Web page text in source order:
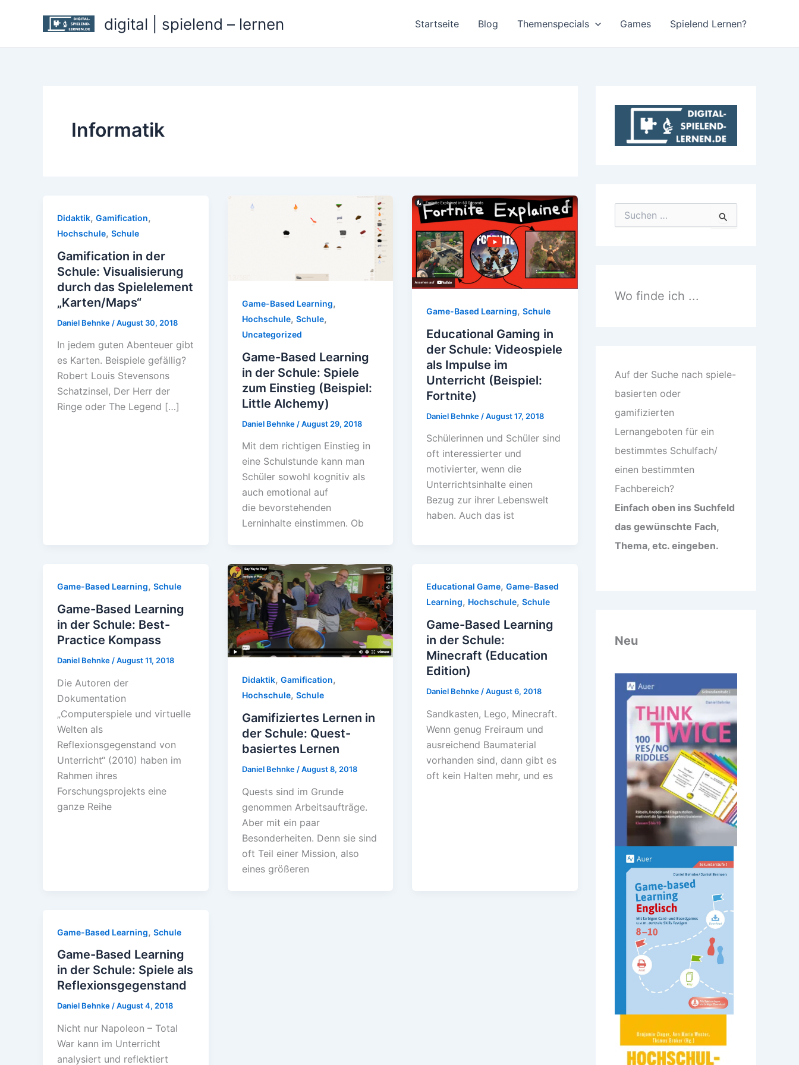
digital | spielend – lernen Startseite Blog Themenspecials Games Spielend Lernen?
Informatik
Didaktik, Gamification,
Hochschule, Schule
Gamification in der
Schule: Visualisierung
durch das Spielelement
„Karten/Maps“
Daniel Behnke /August 30, 2018
In jedem guten Abenteuer gibt
es Karten. Beispiele gefällig?
Robert Louis Stevensons
Schatzinsel, Der Herr der
Ringe oder The Legend […]
Game-Based Learning,
Hochschule, Schule,
Uncategorized
Game-Based Learning
in der Schule: Spiele
zum Einstieg (Beispiel:
Little Alchemy)
Daniel Behnke /August 29, 2018
Mit dem richtigen Einstieg in
eine Schulstunde kann man
Schüler sowohl kognitiv als
auch emotional auf
die bevorstehenden
Lerninhalte einstimmen. Ob
Game-Based Learning,Schule
Educational Gaming in
der Schule: Videospiele
als Impulse im
Unterricht (Beispiel:
Fortnite)
Daniel Behnke /August 17, 2018
Schülerinnen und Schüler sind
oft interessierter und
motivierter, wenn die
Unterrichtsinhalte einen
Bezug zur ihrer Lebenswelt
haben. Auch das ist
Game-Based Learning, Schule
Game-Based Learning
in der Schule: Best-
Practice Kompass
Daniel Behnke /August 11, 2018
Die Autoren der
Dokumentation
„Computerspiele und virtuelle
Welten als
Reflexionsgegenstand von
Unterricht“ (2010) haben im
Rahmen ihres
Forschungsprojekts eine
ganze Reihe
Didaktik, Gamification,
Hochschule, Schule
Gamifiziertes Lernen in
der Schule: Quest-
basiertes Lernen
Daniel Behnke /August 8, 2018
Quests sind im Grunde
genommen Arbeitsaufträge.
Aber mit ein paar
Besonderheiten. Denn sie sind
oft Teil einer Mission, also
eines größeren
Educational Game,Game-Based
Learning, Hochschule,Schule
Game-Based Learning
in der Schule:
Minecraft (Education
Edition)
Daniel Behnke /August 6, 2018
Sandkasten, Lego, Minecraft.
Wenn genug Freiraum und
ausreichend Baumaterial
vorhanden sind, dann gibt es
oft kein Halten mehr, und es
Game-Based Learning, Schule
Game-Based Learning
in der Schule: Spiele als
Reflexionsgegenstand
Daniel Behnke/August 4, 2018
Nicht nur Napoleon – Total
War kann im Unterricht
analysiert und reflektiert
a
c
Wo finde ich ...
Auf der Suche nach spiele-
basierten oder
gamifizierten
Lernangeboten für ein
bestimmtes Schulfach/
einen bestimmten
Fachbereich?
Einfach oben ins Suchfeld
das gewünschte Fach,
Thema, etc. eingeben.
Neu